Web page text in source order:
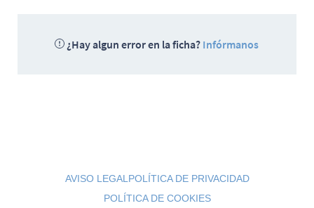
¿Hay algun error en la ficha? Infórmanos
AVISO LEGAL POLÍTICA DE PRIVACIDAD
POLÍTICA DE COOKIES